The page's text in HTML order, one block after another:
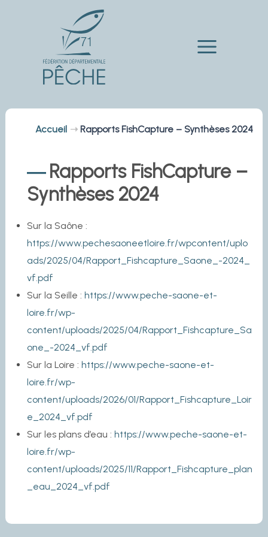
Main
Accueil Rapports FishCapture – Synthèses 2024
Rapports FishCapture –
Synthèses 2024
Sur la Saône :
https://www.pechesaoneetloire.fr/wpcontent/uplo
ads/2025/04/Rapport_Fishcapture_Saone_-2024_
vf.pdf
Sur la Seille : https://www.peche-saone-et-
loire.fr/wp-
content/uploads/2025/04/Rapport_Fishcapture_Sa
one_-2024_vf.pdf
Sur la Loire : https://www.peche-saone-et-
loire.fr/wp-
content/uploads/2026/01/Rapport_Fishcapture_Loir
e_2024_vf.pdf
Sur les plans d’eau : https://www.peche-saone-et-
loire.fr/wp-
content/uploads/2025/11/Rapport_Fishcapture_plan
_eau_2024_vf.pdf